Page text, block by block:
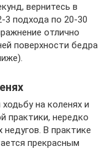
вернитесь в
3 подхода по 20-30
отлично
поверхности бедра
на коленях и
практики, нередко
недугов. В практике
прекрасным